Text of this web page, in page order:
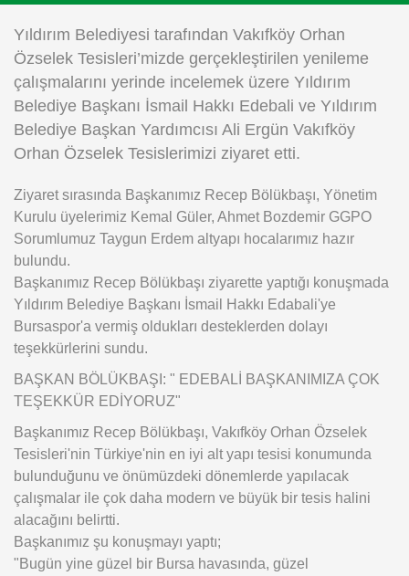
Instagram
Android
iOS
Yıldırım Belediyesi tarafından Vakıfköy Orhan
Özselek Tesisleri’mizde gerçekleştirilen yenileme
çalışmalarını yerinde incelemek üzere Yıldırım
Belediye Başkanı İsmail Hakkı Edebali ve Yıldırım
Belediye Başkan Yardımcısı Ali Ergün Vakıfköy
Orhan Özselek Tesislerimizi ziyaret etti.
Ziyaret sırasında Başkanımız Recep Bölükbaşı, Yönetim
Kurulu üyelerimiz Kemal Güler, Ahmet Bozdemir GGPO
Sorumlumuz Taygun Erdem altyapı hocalarımız hazır
bulundu.
Başkanımız Recep Bölükbaşı ziyarette yaptığı konuşmada
Yıldırım Belediye Başkanı İsmail Hakkı Edabali'ye
Bursaspor'a vermiş oldukları desteklerden dolayı
teşekkürlerini sundu.
BAŞKAN BÖLÜKBAŞI: " EDEBALİ BAŞKANIMIZA ÇOK
TEŞEKKÜR EDİYORUZ"
Başkanımız Recep Bölükbaşı, Vakıfköy Orhan Özselek
Tesisleri'nin Türkiye'nin en iyi alt yapı tesisi konumunda
bulunduğunu ve önümüzdeki dönemlerde yapılacak
çalışmalar ile çok daha modern ve büyük bir tesis halini
alacağını belirtti.
Başkanımız şu konuşmayı yaptı;
"Bugün yine güzel bir Bursa havasında, güzel